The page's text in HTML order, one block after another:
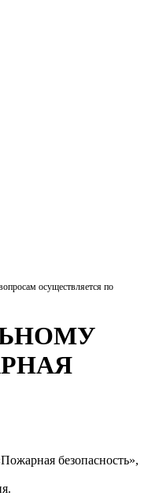
осуществляется по
безопасность»,